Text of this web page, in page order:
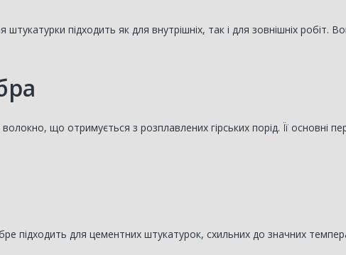
підходить як для внутрішніх, так і для зовнішніх
що отримується з розплавлених гірських порід. Її основні
підходить для цементних штукатурок, схильних до значних